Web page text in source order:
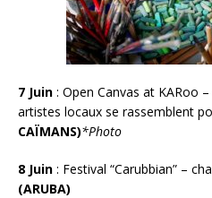
7 Juin : Open Canvas at KARoo
artistes locaux se rassemblent
CAÏMANS)*Photo
8 Juin : Festival “Carubbian” –
(ARUBA)